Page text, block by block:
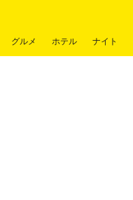
グルメ ホテル ナイト